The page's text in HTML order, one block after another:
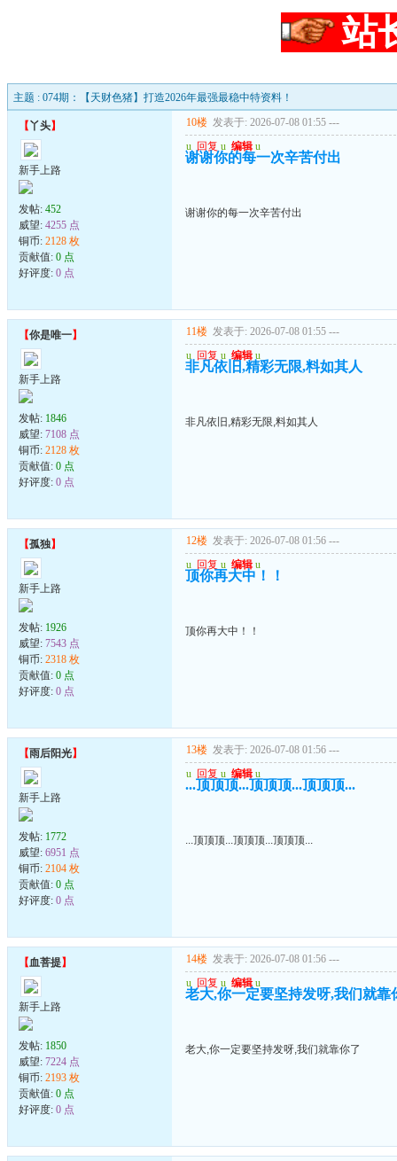
站
主题 : 074期：【天财色猪】打造2026年最强最稳中特资料！
【丫头】
新手上路
发帖: 452
威望: 4255 点
铜币: 2128 枚
贡献值: 0 点
好评度: 0 点
10楼 发表于: 2026-07-08 01:55 ---
u 回复 u 编辑 u
谢谢你的每一次辛苦付出
谢谢你的每一次辛苦付出
【你是唯一】
新手上路
发帖: 1846
威望: 7108 点
铜币: 2128 枚
贡献值: 0 点
好评度: 0 点
11楼 发表于: 2026-07-08 01:55 ---
u 回复 u 编辑 u
非凡依旧,精彩无限,料如其人
非凡依旧,精彩无限,料如其人
【孤独】
新手上路
发帖: 1926
威望: 7543 点
铜币: 2318 枚
贡献值: 0 点
好评度: 0 点
12楼 发表于: 2026-07-08 01:56 ---
u 回复 u 编辑 u
顶你再大中！！
顶你再大中！！
【雨后阳光】
新手上路
发帖: 1772
威望: 6951 点
铜币: 2104 枚
贡献值: 0 点
好评度: 0 点
13楼 发表于: 2026-07-08 01:56 ---
u 回复 u 编辑 u
...顶顶顶...顶顶顶...顶顶顶...
...顶顶顶...顶顶顶...顶顶顶...
【血菩提】
新手上路
发帖: 1850
威望: 7224 点
铜币: 2193 枚
贡献值: 0 点
好评度: 0 点
14楼 发表于: 2026-07-08 01:56 ---
u 回复 u 编辑 u
老大,你一定要坚持发呀,我们就靠
老大,你一定要坚持发呀,我们就靠你了